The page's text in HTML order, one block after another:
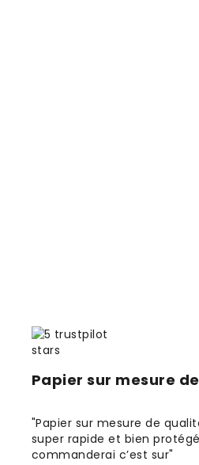
Papier sur mesure
"Papier sur mesure de
super rapide et bien
commanderai c’est sur"